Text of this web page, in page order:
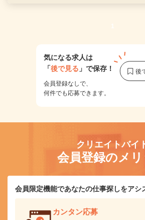
1
気になる求人は
「後で見る 」で保存！
会員登録なしで、
何件でも応募できます。
クリエイトバイ
会員登録のメリ
会員限定機能であなたの仕事探しをアシ
カンタン応募